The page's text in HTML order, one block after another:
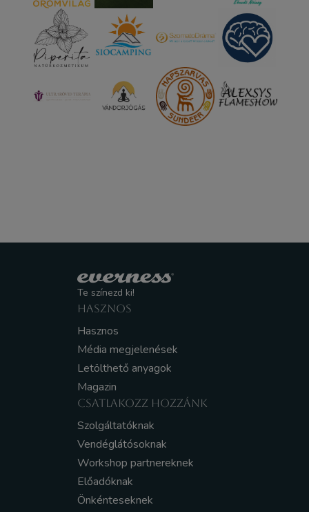
Te színezd ki!
HASZNOS
Hasznos
Média megjelenések
Letölthető anyagok
Magazin
CSATLAKOZZ HOZZÁNK
Szolgáltatóknak
Vendéglátósoknak
Workshop partnereknek
Előadóknak
Önkénteseknek